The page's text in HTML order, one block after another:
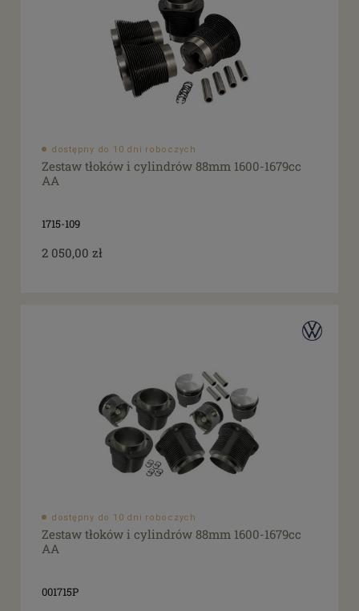
dostępny do 10 dni roboczych
Zestaw tłoków i cylindrów 88mm 1600-1679cc
AA
1715-109
2 050,00 zł
dostępny do 10 dni roboczych
Zestaw tłoków i cylindrów 88mm 1600-1679cc
AA
001715P